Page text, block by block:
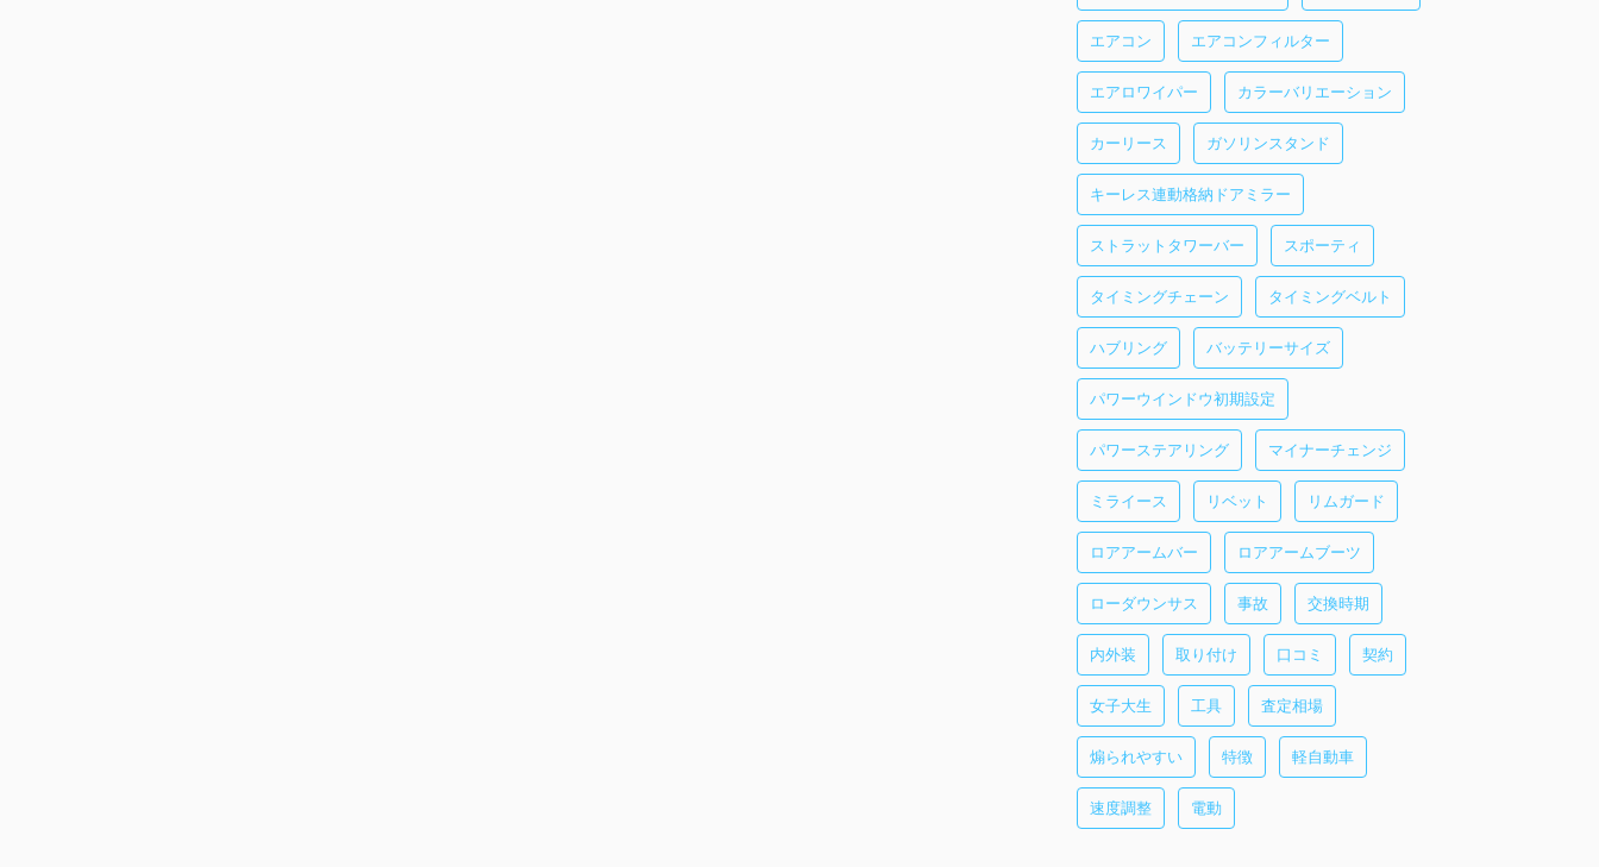
エアコン エアコンフィルター
エアロワイパー カラーバリエーション
カーリース ガソリンスタンド
キーレス連動格納ドアミラー
ストラットタワーバー スポーティ
タイミングチェーン タイミングベルト
ハブリング バッテリーサイズ
パワーウインドウ初期設定
パワーステアリング マイナーチェンジ
ミライース リベット リムガード
ロアアームバー ロアアームブーツ
ローダウンサス 事故 交換時期
内外装 取り付け 口コミ 契約
女子大生 工具 査定相場
煽られやすい 特徴 軽自動車
速度調整 電動